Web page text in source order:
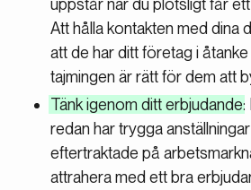
uppstår när du plötsligt får
Att hålla kontakten med dina
att de har ditt företag i
tajmingen är rätt för dem att
Tänk igenom ditt erbjudande:
redan har trygga
eftertraktade på
attrahera med ett bra